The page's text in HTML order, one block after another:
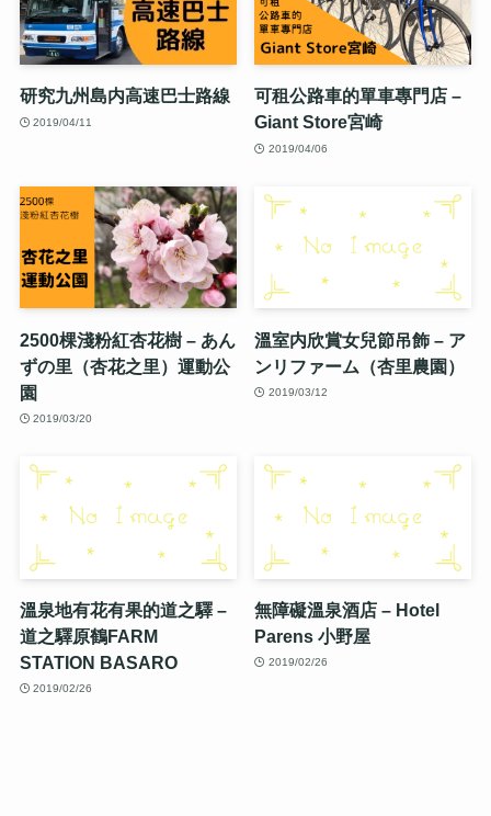
研究九州島内高速巴士路線
2019/04/11
可租公路車的單車專門店 –
Giant Store宮崎
2019/04/06
2500棵淺粉紅杏花樹 – あん
ずの里（杏花之里）運動公
園
2019/03/20
溫室内欣賞女兒節吊飾 – ア
ンリファーム（杏里農園）
2019/03/12
溫泉地有花有果的道之驛 –
道之驛原鶴FARM
STATION BASARO
2019/02/26
無障礙溫泉酒店 – Hotel
Parens 小野屋
2019/02/26